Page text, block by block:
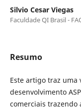
Silvio Cesar Viegas
Faculdade QI Brasil -
Resumo
Este artigo traz uma
desenvolvimento
comerciais trazendo